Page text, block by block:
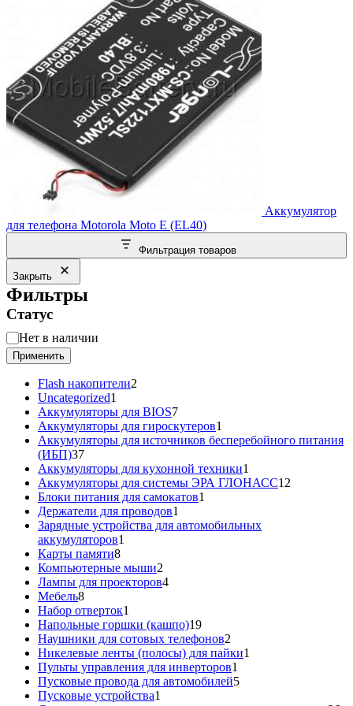
Аккумулятор
для телефона Motorola Moto E (EL40)
Фильтрация товаров
Закрыть
Фильтры
Статус
Статус
Нет в наличии
Применить
Flash накопители2
Uncategorized1
товар
Аккумуляторы для BIOS77
товаров
Аккумуляторы для гироскутеров1
товар
Аккумуляторы для источников бесперебойного питания
(ИБП)3737
товаров
Аккумуляторы для кухонной техники1
товар
Аккумуляторы для системы ЭРА ГЛОНАСС12
Блоки питания для самокатов1
Держатели для проводов1
товар
Зарядные устройства для автомобильных
аккумуляторов1
Карты памяти88
товаров
Компьютерные мыши2
товара
Лампы для проекторов44
Мебель88
товаров
Набор отверток1
товар
Напольные горшки (кашпо)1919
товаров
Наушники для сотовых телефонов2
товара
Никелевые ленты (полосы) для пайки1
Пульты управления для инверторов1
товар
Пусковые провода для автомобилей55
Пусковые устройства1